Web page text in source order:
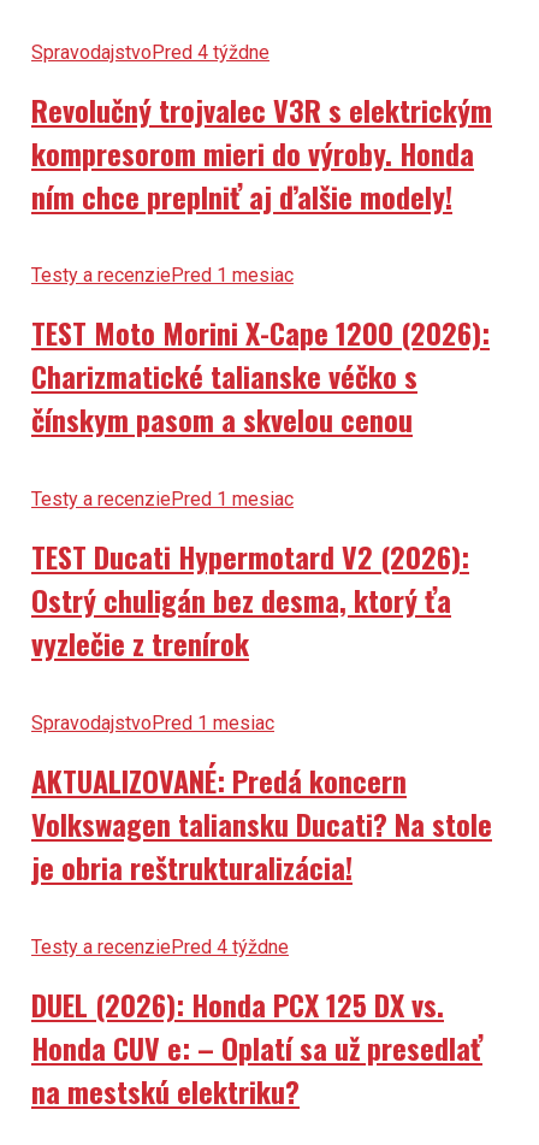
SpravodajstvoPred 4 týždne
Revolučný trojvalec V3R s elektrickým
kompresorom mieri do výroby. Honda
ním chce preplniť aj ďalšie modely!
Testy a recenziePred 1 mesiac
TEST Moto Morini X-Cape 1200 (2026):
Charizmatické talianske véčko s
čínskym pasom a skvelou cenou
Testy a recenziePred 1 mesiac
TEST Ducati Hypermotard V2 (2026):
Ostrý chuligán bez desma, ktorý ťa
vyzlečie z trenírok
SpravodajstvoPred 1 mesiac
AKTUALIZOVANÉ: Predá koncern
Volkswagen taliansku Ducati? Na stole
je obria reštrukturalizácia!
Testy a recenziePred 4 týždne
DUEL (2026): Honda PCX 125 DX vs.
Honda CUV e: – Oplatí sa už presedlať
na mestskú elektriku?